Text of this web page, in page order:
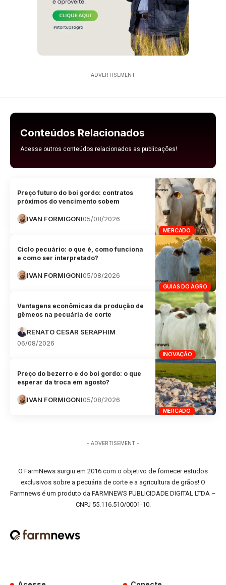
- ADVERTISEMENT -
Conteúdos Relacionados
Acesse outros conteúdos relacionados as publicações!
MERCADO
Preço futuro do boi gordo: contratos
próximos do vencimento sobem
IVAN FORMIGONI05/08/2026
GUIAS DO AGRO
Ciclo pecuário: o que é, como funciona
e como ser interpretado?
IVAN FORMIGONI05/08/2026
INOVAÇÃO
Vantagens econômicas da produção de
gêmeos na pecuária de corte
RENATO CESAR SERAPHIM
06/08/2026
MERCADO
Preço do bezerro e do boi gordo: o que
esperar da troca em agosto?
IVAN FORMIGONI05/08/2026
- ADVERTISEMENT -
O FarmNews surgiu em 2016 com o objetivo de fornecer estudos
exclusivos sobre a pecuária de corte e a agricultura de grãos! O
Farmnews é um produto da FARMNEWS PUBLICIDADE DIGITAL LTDA –
CNPJ 55.116.510/0001-10.